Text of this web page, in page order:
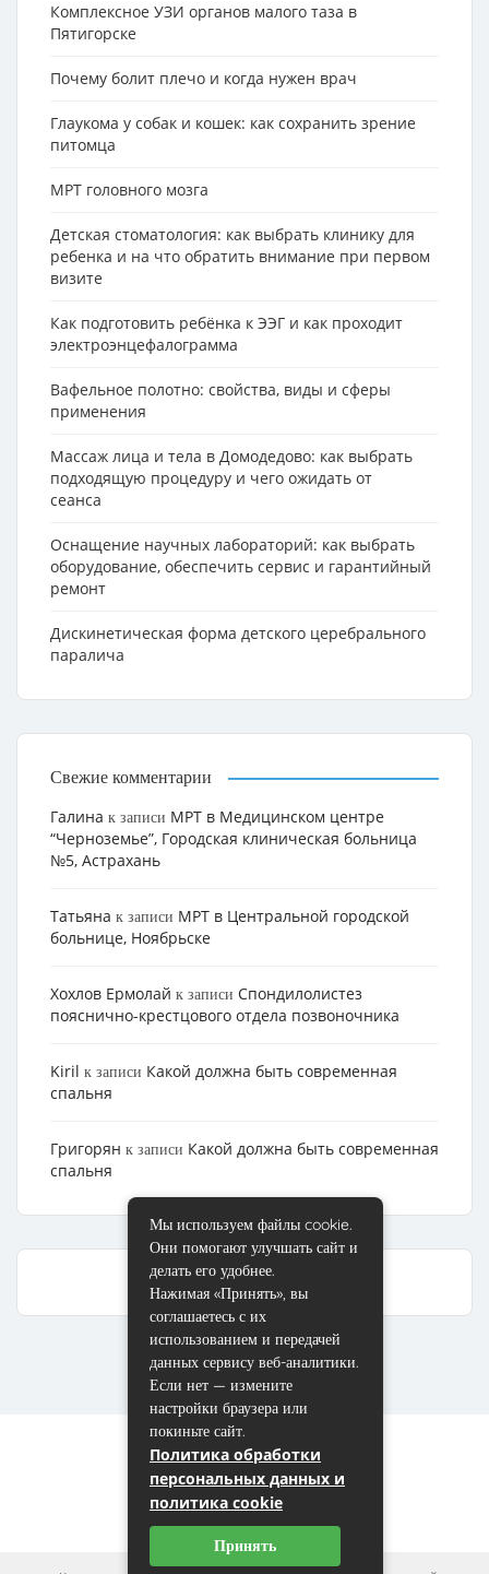
Комплексное УЗИ органов малого таза в
Пятигорске
Почему болит плечо и когда нужен врач
Глаукома у собак и кошек: как сохранить зрение
питомца
МРТ головного мозга
Детская стоматология: как выбрать клинику для
ребенка и на что обратить внимание при первом
визите
Как подготовить ребёнка к ЭЭГ и как проходит
электроэнцефалограмма
Вафельное полотно: свойства, виды и сферы
применения
Массаж лица и тела в Домодедово: как выбрать
подходящую процедуру и чего ожидать от
сеанса
Оснащение научных лабораторий: как выбрать
оборудование, обеспечить сервис и гарантийный
ремонт
Дискинетическая форма детского церебрального
паралича
Свежие комментарии
Галина к записи МРТ в Медицинском центре
“Черноземье”, Городская клиническая больница
№5, Астрахань
Татьяна к записи МРТ в Центральной городской
больнице, Ноябрьске
Хохлов Ермолай к записи Cпондилолистез
пояснично-крестцового отдела позвоночника
Kiril к записи Какой должна быть современная
спальня
Григорян к записи Какой должна быть современная
спальня
Мы используем файлы cookie.
Они помогают улучшать сайт и
делать его удобнее.
Нажимая «Принять», вы
соглашаетесь с их
использованием и передачей
данных сервису веб-аналитики.
Если нет — измените
настройки браузера или
покиньте сайт.
Политика обработки
персональных данных и
политика cookie
Принять